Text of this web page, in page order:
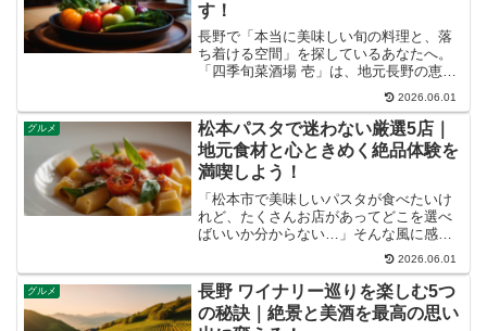
す！
長野で「本当に美味しい旬の料理と、落
ち着ける空間」を探しているあなたへ。
「四季旬菜酒場 壱」は、地元長野の恵み
を最大限に活かした、まさに隠れ家のよ
うな名店です。この記事では、壱が提供
する五感で味わう料理の秘密から、特別
な夜を演出する空間、そ...
2026.06.01
グルメ
松本パスタで迷わない厳選5店｜
地元食材と心ときめく絶品体験を
満喫しよう！
「松本市で美味しいパスタが食べたいけ
れど、たくさんお店があってどこを選べ
ばいいか分からない…」そんな風に感じ
ていませんか？古き良き街並みと豊かな
自然が融合する松本には、地元の食材を
活かした絶品パスタが味わえる隠れた名
店がたくさんあります。こ...
2026.06.01
グルメ
長野 ワイナリー巡りを楽しむ5つ
の秘訣｜絶景と美酒を最高の思い